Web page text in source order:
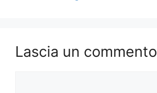
Lascia un commento